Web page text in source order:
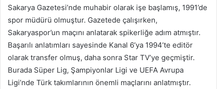
Sakarya Gazetesi’nde muhabir olarak işe başlamış, 1991’de
spor müdürü olmuştur. Gazetede çalışırken,
Sakaryaspor’un maçını anlatarak spikerliğe adım atmıştır.
Başarılı anlatımları sayesinde Kanal 6’ya 1994’te editör
olarak transfer olmuş, daha sonra Star TV’ye geçmiştir.
Burada Süper Lig, Şampiyonlar Ligi ve UEFA Avrupa
Ligi’nde Türk takımlarının önemli maçlarını anlatmıştır.